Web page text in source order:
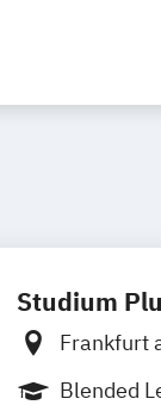
Studium
Frankfurt
Stuttgart
Blended